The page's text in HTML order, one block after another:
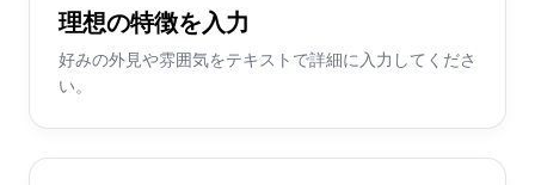
理想の特徴を入力
好みの外見や雰囲気をテキストで詳細に入力してくださ
い。